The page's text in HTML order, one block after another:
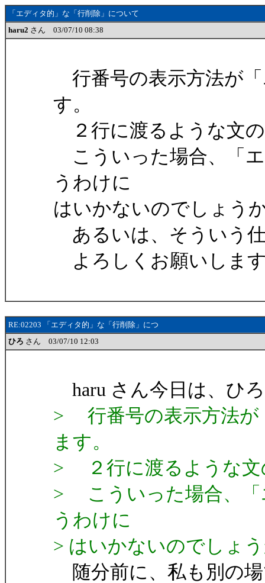
「エディタ的」な「行削除」について
haru2 さん 03/07/10 08:38
行番号の表示方法が
す。
２行に渡るような文
こういった場合、「
うわけに
はいかないのでしょう
あるいは、そういう
よろしくお願いしま
RE:02203 「エディタ的」な「行削除」につ
ひろ さん 03/07/10 12:03
haru さん今日は、ひ
> 行番号の表示方法が
ます。
> ２行に渡るような文
> こういった場合、「
うわけに
> はいかないのでしょ
随分前に、私も別の